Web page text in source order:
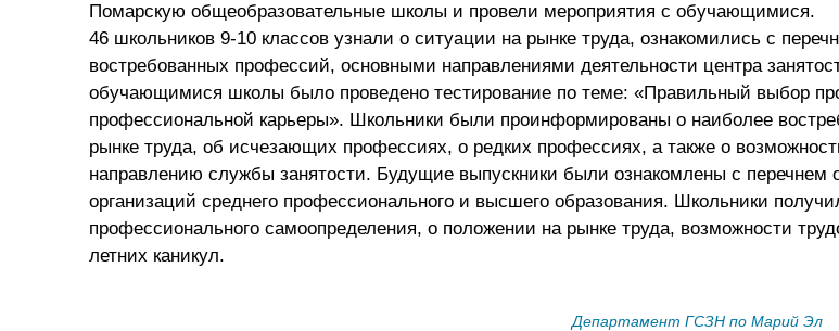
Помарскую общеобразовательные школы и провели мероприятия с обучающимися.
46 школьников 9-10 классов узнали о ситуации на рынке труда, ознакомились с
востребованных профессий, основными направлениями деятельности центра
обучающимися школы было проведено тестирование по теме: «Правильный выбор
профессиональной карьеры». Школьники были проинформированы о наиболее
рынке труда, об исчезающих профессиях, о редких профессиях, а также о
направлению службы занятости. Будущие выпускники были ознакомлены с перечнем
организаций среднего профессионального и высшего образования. Школьники
профессионального самоопределения, о положении на рынке труда, возможности
летних каникул.
Департамент ГСЗН по Марий Эл